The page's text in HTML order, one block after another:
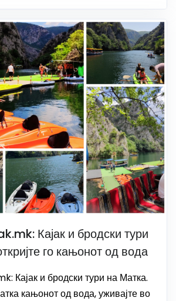
Кајак и бродски тури
го кањонот од вода
Кајак и бродски тури на Матка.
кањонот од вода, уживајте во